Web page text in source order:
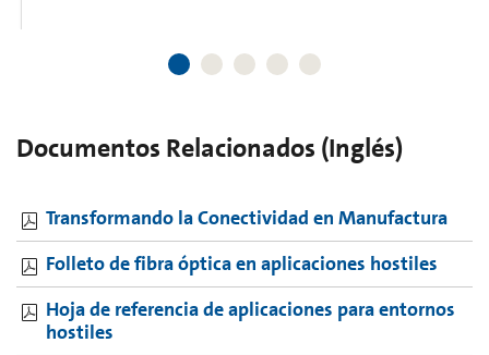
Documentos Relacionados (Inglés)
Transformando la Conectividad en Manufactura
Folleto de fibra óptica en aplicaciones hostiles
Hoja de referencia de aplicaciones para entornos
hostiles